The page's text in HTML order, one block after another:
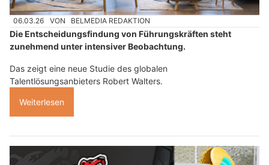
06.03.26 VON BELMEDIA REDAKTION
Die Entscheidungsfindung von Führungskräften steht
zunehmend unter intensiver Beobachtung.
Das zeigt eine neue Studie des globalen
Talentlösungsanbieters Robert Walters.
Weiterlesen